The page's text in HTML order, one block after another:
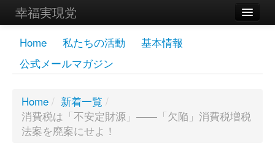
幸福実現党
メンバーズページ
党員
お問い合わせ
Home 私たちの活動
基本情報
公式メールマガジン
Home / 新着一覧 /
消費税は「不安定財源」――「欠陥」消費税増税
法案を廃案にせよ！